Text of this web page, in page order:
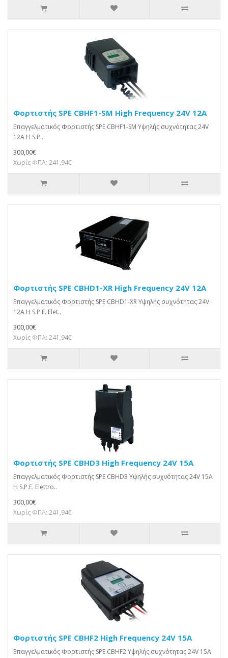
Φορτιστής SPE CBHF1-SM High Frequency 24V 12A
Επαγγελματικός Φορτιστής SPE CBHF1-SM Υψηλής συχνότητας 24V
12A Η S.P..
300,00€
Χωρίς ΦΠΑ: 241,94€
Φορτιστής SPE CBHD1-XR High Frequency 24V 12A
Επαγγελματικός Φορτιστής SPE CBHD1-XR Υψηλής συχνότητας 24V
12A Η S.P.E. Elet..
300,00€
Χωρίς ΦΠΑ: 241,94€
Φορτιστής SPE CBHD3 High Frequency 24V 15A
Επαγγελματικός Φορτιστής SPE CBHD3 Υψηλής συχνότητας 24V 15A
Η S.P.E. Elettro..
300,00€
Χωρίς ΦΠΑ: 241,94€
Φορτιστής SPE CBHF2 High Frequency 24V 15A
Επαγγελματικός Φορτιστής SPE CBHF2 Υψηλής συχνότητας 24V 15A